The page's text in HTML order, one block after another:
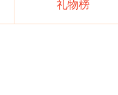
礼物榜